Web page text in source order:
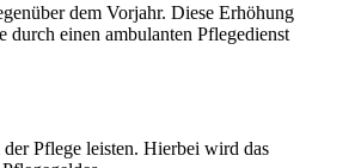
dem Vorjahr. Diese Erhöhung
durch einen ambulanten Pflegedienst
Pflege leisten. Hierbei wird das